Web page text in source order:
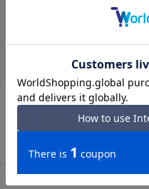
クレジットカード
この商品に